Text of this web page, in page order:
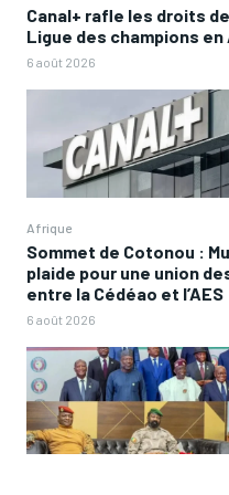
Canal+ rafle les droits
Ligue des champions
6 août 2026
Afrique
Sommet de Cotonou :
plaide pour une union
entre la Cédéao et l’AES
6 août 2026